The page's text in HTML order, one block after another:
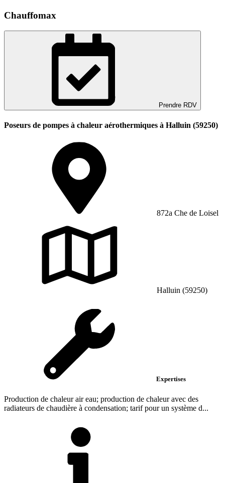
Chauffomax
Prendre RDV
Poseurs de pompes à chaleur aérothermiques à Halluin (59250)
872a Che de Loisel
Halluin (59250)
Expertises
Production de chaleur air eau; production de chaleur avec des
radiateurs de chaudière à condensation; tarif pour un système d...